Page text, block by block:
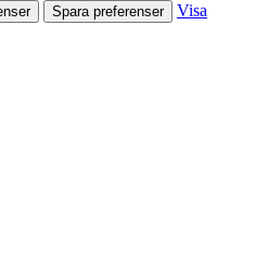
Spara preferenser
Visa